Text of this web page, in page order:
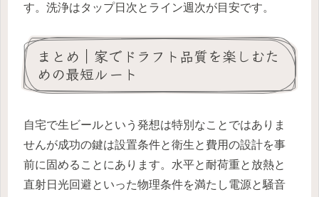
す。洗浄はタップ日次とライン週次が目安です。
まとめ｜家でドラフト品質を楽しむた
めの最短ルート
自宅で生ビールという発想は特別なことではありま
せんが成功の鍵は設置条件と衛生と費用の設計を事
前に固めることにあります。水平と耐荷重と放熱と
直射日光回避といった物理条件を満たし電源と騒音